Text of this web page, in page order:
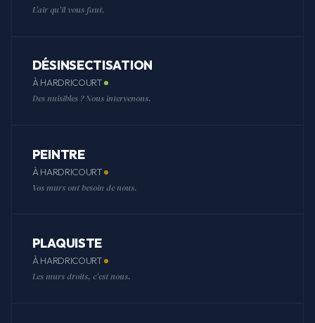
L'air qu'il vous faut.
DÉSINSECTISATION
À HARDRICOURT
Des nuisibles ? Nous intervenons.
PEINTRE
À HARDRICOURT
Vos murs ont besoin de nous.
PLAQUISTE
À HARDRICOURT
Les murs droits, c'est nous.